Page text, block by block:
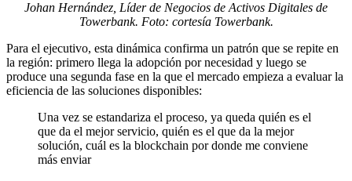
Johan Hernández, Líder de Negocios de Activos Digitales de
Towerbank. Foto: cortesía Towerbank.
Para el ejecutivo, esta dinámica confirma un patrón que se repite en
la región: primero llega la adopción por necesidad y luego se
produce una segunda fase en la que el mercado empieza a evaluar la
eficiencia de las soluciones disponibles:
Una vez se estandariza el proceso, ya queda quién es el
que da el mejor servicio, quién es el que da la mejor
solución, cuál es la blockchain por donde me conviene
más enviar